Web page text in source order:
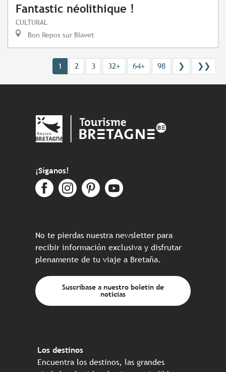
Fantastic néolithique !
CULTURAL
Bon Repos sur Blavet
1 2 3 32+ 64+ 98 ❯ ❯❯
¡Síganos!
No te pierdas nuestra newsletter para
recibir información exclusiva y disfrutar
plenamente de tu viaje a Bretaña.
Suscríbase a nuestro boletín de
noticias
Los destinos
Encuentra los destinos, las grandes